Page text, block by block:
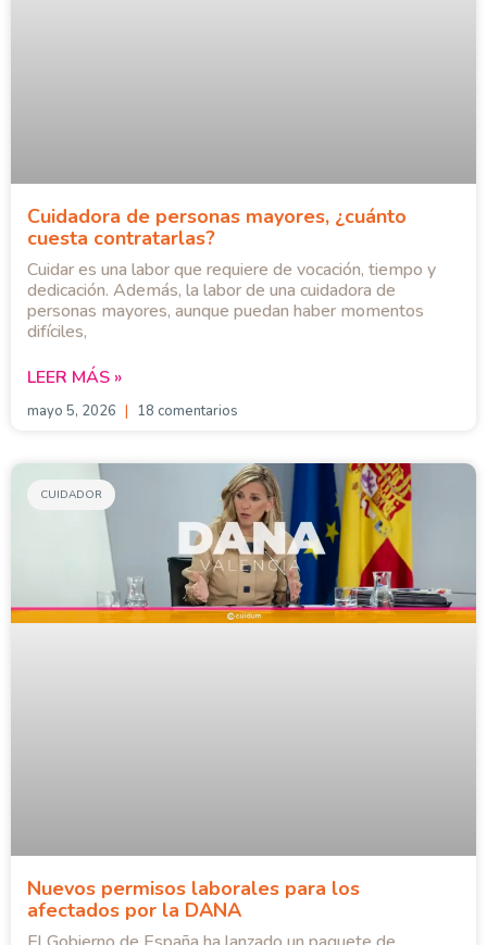
Cuidadora de personas mayores, ¿cuánto
cuesta contratarlas?
Cuidar es una labor que requiere de vocación, tiempo y
dedicación. Además, la labor de una cuidadora de
personas mayores, aunque puedan haber momentos
difíciles,
LEER MÁS »
mayo 5, 2026 18 comentarios
CUIDADOR
Nuevos permisos laborales para los
afectados por la DANA